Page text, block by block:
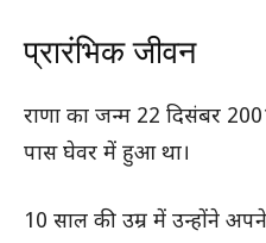
प्रारंभिक जीवन
राणा का जन्म 22 दिसंबर
पास घेवर में हुआ था।
10 साल की उम्र में उन्होंने